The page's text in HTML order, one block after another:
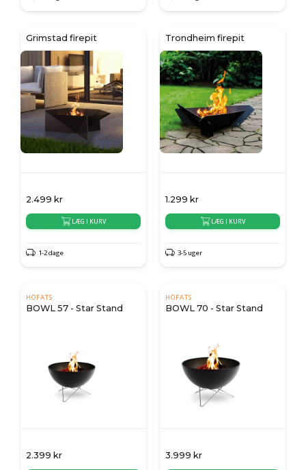
Grimstad firepit
2.499 kr
LÆG I KURV
1-2 dage
Trondheim firepit
1.299 kr
LÆG I KURV
3-5 uger
HÖFATS
BOWL 57 - Star Stand
2.399 kr
HÖFATS
BOWL 70 - Star Stand
3.999 kr